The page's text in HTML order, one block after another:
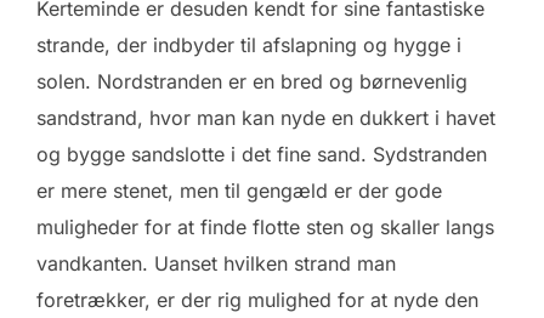
Kerteminde er desuden kendt for sine fantastiske
strande, der indbyder til afslapning og hygge i
solen. Nordstranden er en bred og børnevenlig
sandstrand, hvor man kan nyde en dukkert i havet
og bygge sandslotte i det fine sand. Sydstranden
er mere stenet, men til gengæld er der gode
muligheder for at finde flotte sten og skaller langs
vandkanten. Uanset hvilken strand man
foretrækker, er der rig mulighed for at nyde den